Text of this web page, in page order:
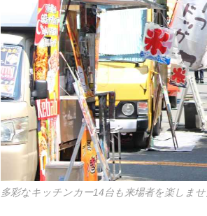
多彩なキッチンカー14台も来場者を楽しま